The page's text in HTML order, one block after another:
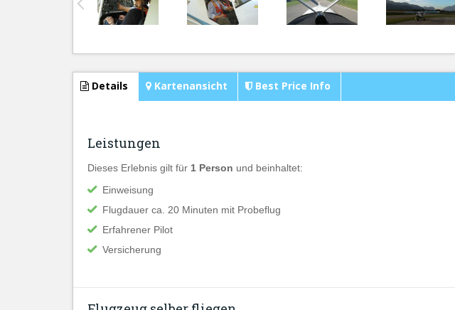
Details Kartenansicht Best Price Info
Leistungen
Dieses Erlebnis gilt für 1 Person und beinhaltet:
Einweisung
Flugdauer ca. 20 Minuten mit Probeflug
Erfahrener Pilot
Versicherung